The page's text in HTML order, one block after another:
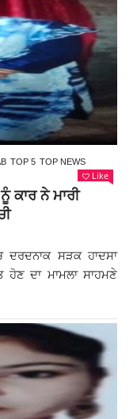
TOP 5 TOP NEWS
Like
ਕਾਰ ਨੇ ਮਾਰੀ
ਸੜਕ ਹਾਦਸਾ
ਹੋਣ ਦਾ ਮਾਮਲਾ ਸਾਹਮਣੇ